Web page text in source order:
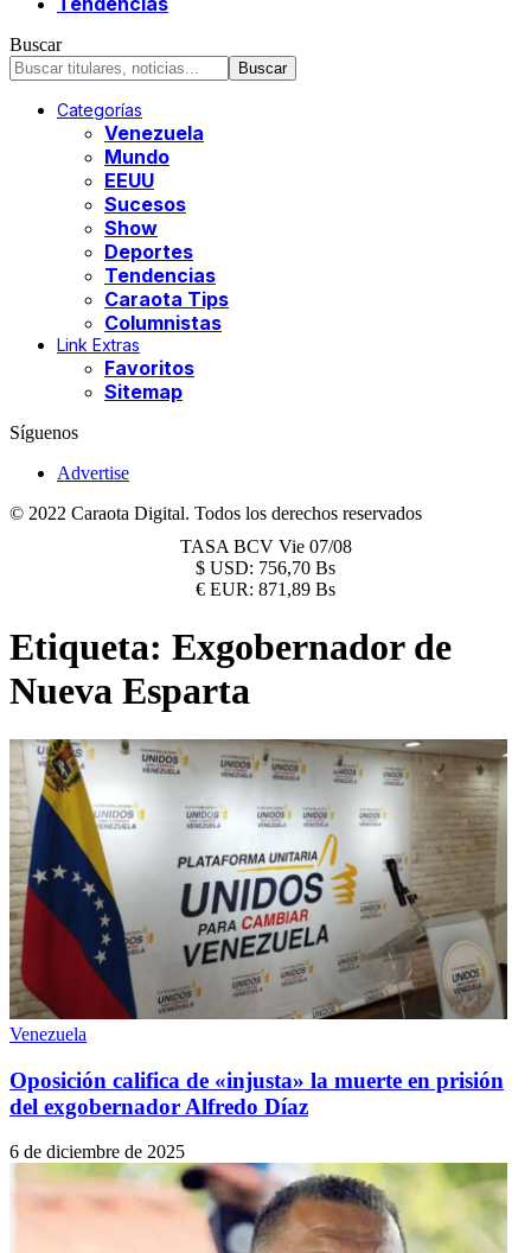
Buscar
Categorías
Venezuela
Mundo
EEUU
Sucesos
Show
Deportes
Tendencias
Caraota Tips
Columnistas
Link Extras
Favoritos
Sitemap
Síguenos
Advertise
© 2022 Caraota Digital. Todos los derechos reservados
TASA BCV Vie 07/08
$ USD: 756,70 Bs
€ EUR: 871,89 Bs
Etiqueta: Exgobernador de
Nueva Esparta
Venezuela
Oposición califica de «injusta» la muerte en prisión
del exgobernador Alfredo Díaz
6 de diciembre de 2025